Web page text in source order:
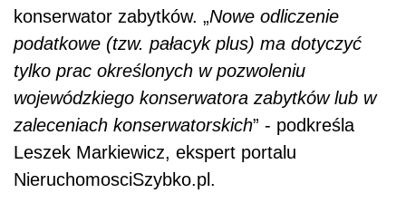
konserwator zabytków. „Nowe odliczenie
podatkowe (tzw. pałacyk plus) ma dotyczyć
tylko prac określonych w pozwoleniu
wojewódzkiego konserwatora zabytków lub w
zaleceniach konserwatorskich” - podkreśla
Leszek Markiewicz, ekspert portalu
NieruchomosciSzybko.pl.